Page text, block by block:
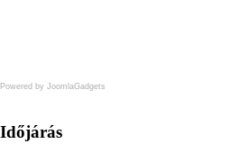
Powered by JoomlaGadgets
Időjárás